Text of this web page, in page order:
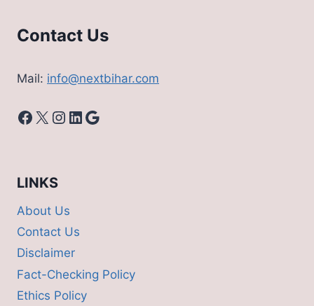
Contact Us
Mail: info@nextbihar.com
Facebook
X Instagram
LinkedIn
Google
LINKS
About Us
Contact Us
Disclaimer
Fact-Checking Policy
Ethics Policy